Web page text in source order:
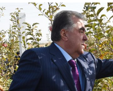
а
з
а
д